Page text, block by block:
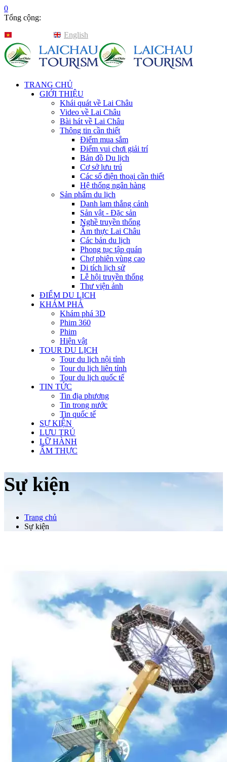
0
Tổng cộng:
English
TRANG CHỦ
GIỚI THIỆU
Khái quát về Lai Châu
Video về Lai Châu
Bài hát về Lai Châu
Thông tin cần thiết
Điểm mua sắm
Điểm vui chơi giải trí
Bản đồ Du lịch
Cơ sở lưu trú
Các số điện thoại cần thiết
Hệ thống ngân hàng
Sản phẩm du lịch
Danh lam thắng cảnh
Sản vật - Đặc sản
Nghề truyền thống
Ẩm thực Lai Châu
Các bản du lịch
Phong tục tập quán
Chợ phiên vùng cao
Di tích lịch sử
Lễ hội truyền thống
Thư viện ảnh
ĐIỂM DU LỊCH
KHÁM PHÁ
Khám phá 3D
Phim 360
Phim
Hiện vật
TOUR DU LỊCH
Tour du lịch nội tỉnh
Tour du lịch liên tỉnh
Tour du lịch quốc tế
TIN TỨC
Tin địa phương
Tin trong nước
Tin quốc tế
SỰ KIỆN
LƯU TRÚ
LỮ HÀNH
ẨM THỰC
Sự kiện
Trang chủ
Sự kiện